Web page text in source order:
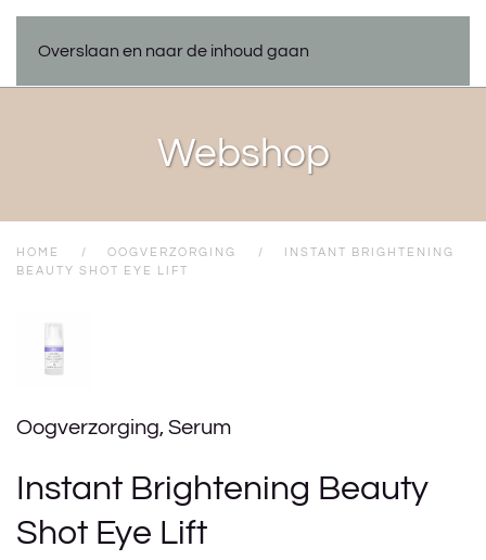
Overslaan en naar de inhoud gaan
Webshop
HOME OOGVERZORGING
INSTANT BRIGHTENING
BEAUTY SHOT EYE LIFT
Oogverzorging, Serum
Instant Brightening Beauty
Shot Eye Lift